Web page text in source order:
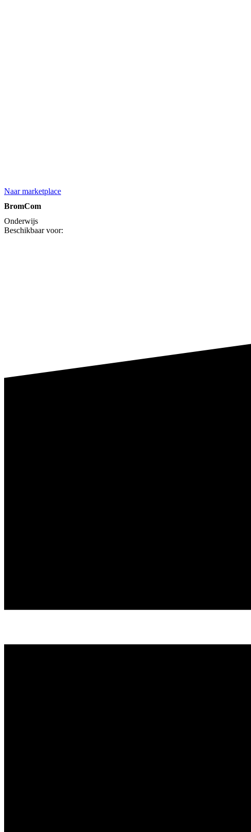
Naar marketplace
BromCom
Onderwijs
Beschikbaar voor: